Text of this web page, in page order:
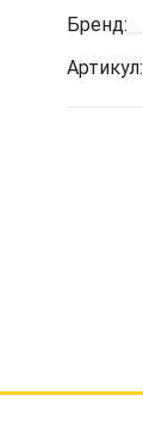
Бренд:
Артикул: